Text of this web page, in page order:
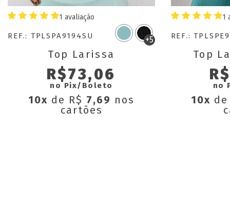
1 avaliação
REF.: TPLSPA9194SU +5
Top Larissa
R$73,06
no Pix/Boleto
10x de R$ 7,69 nos
cartões
1
REF.:
Top
no
10x